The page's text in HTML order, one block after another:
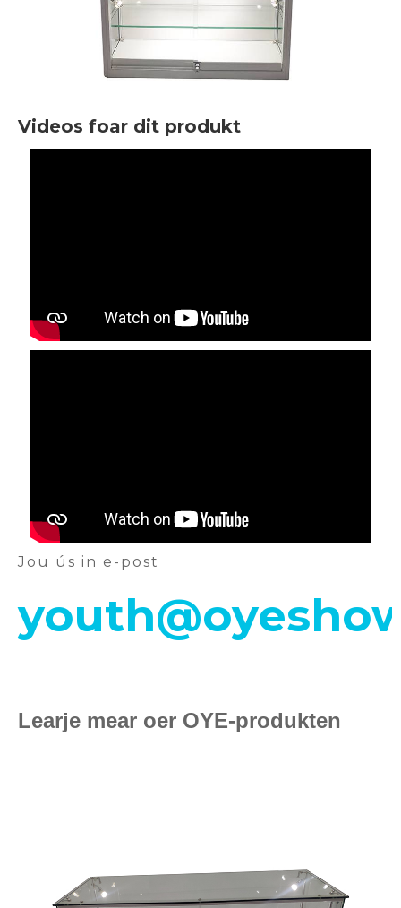
Videos foar dit produkt
Jou ús in e-post
Learje mear oer OYE-produkten